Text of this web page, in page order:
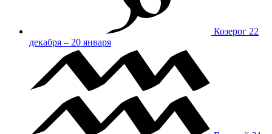
Козерог 22
декабря – 20 января